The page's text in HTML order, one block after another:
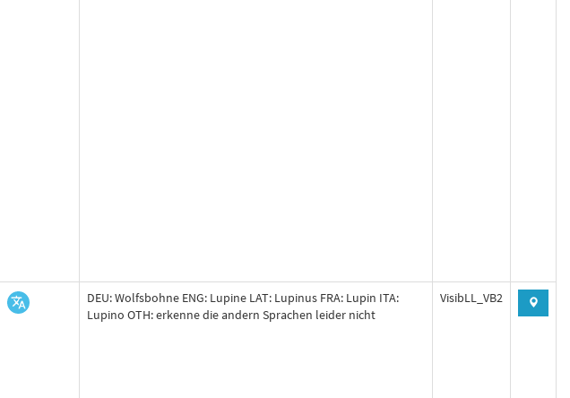
DEU: Wolfsbohne ENG: Lupine LAT: Lupinus FRA: Lupin ITA:
Lupino OTH: erkenne die andern Sprachen leider nicht
VisibLL_VB2